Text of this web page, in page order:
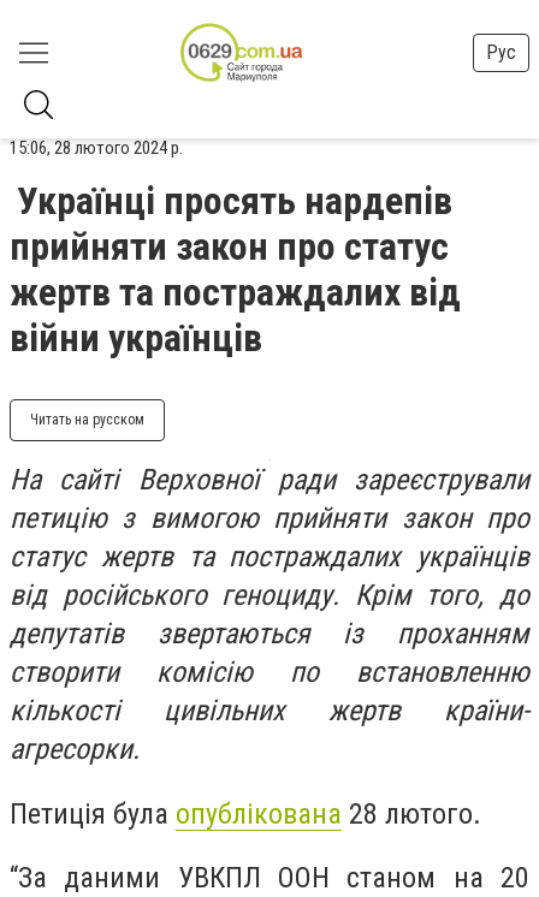
Рус
15:06, 28 лютого 2024 р.
Українці просять нардепів
прийняти закон про статус
жертв та постраждалих від
війни українців
Читать на русском
На сайті Верховної ради зареєстрували
петицію з вимогою прийняти закон про
статус жертв та постраждалих українців
від російського геноциду. Крім того, до
депутатів звертаються із проханням
створити комісію по встановленню
кількості цивільних жертв країни-
агресорки.
Петиція була опублікована 28 лютого.
“За даними УВКПЛ ООН станом на 20